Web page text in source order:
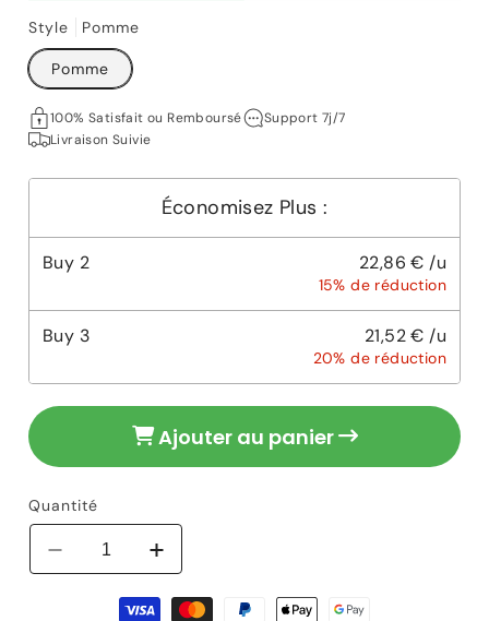
Prix
habituel
26,90 €
Style Pomme
Pomme
100% Satisfait ou Remboursé
Support 7j/7
Livraison Suivie
Économisez Plus :
Buy 2 22,86 € /u
15% de réduction
Buy 3 21,52 € /u
20% de réduction
Ajouter au panier
Quantité
Réduire
quantité
Augmenter
quantité